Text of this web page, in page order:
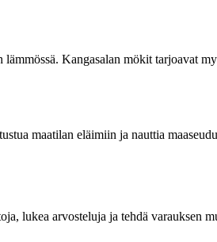
Kangasalan mökit tarjoavat
maatilan eläimiin ja nauttia
lukea arvosteluja ja tehdä varauksen